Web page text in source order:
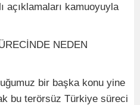
açıklamaları kamuoyuyla
NEDEN
bir başka konu yine
bu terörsüz Türkiye süreci